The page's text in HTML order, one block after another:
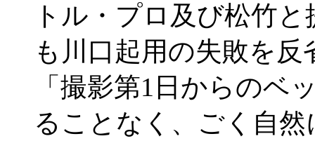
トル・プロ及び松竹
も川口起用の失敗を
「撮影第1日からのベ
ることなく、ごく自